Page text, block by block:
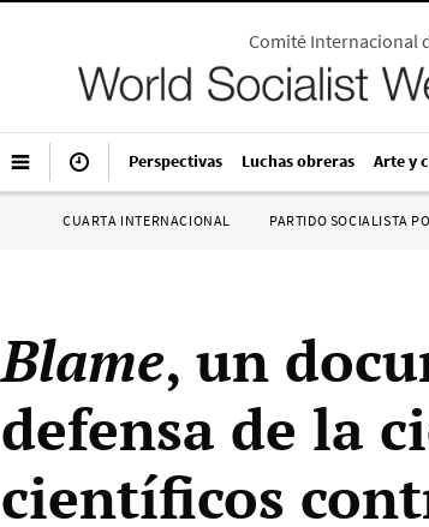
Comité Internacional
Perspectivas Luchas obreras Arte y
CUARTA INTERNACIONAL PARTIDO SOCIALISTA
Blame, un
defensa de la
científicos